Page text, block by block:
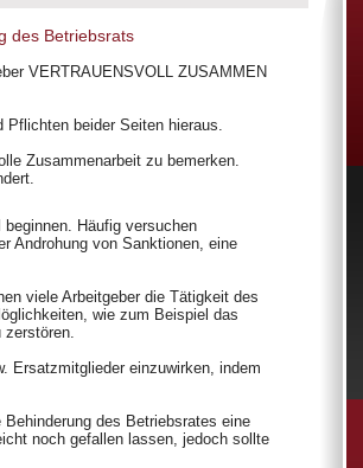
des Betriebsrats
VERTRAUENSVOLL ZUSAMMEN
beider Seiten hieraus.
Zusammenarbeit zu bemerken.
Häufig versuchen
Androhung von Sanktionen, eine
viele Arbeitgeber die Tätigkeit des
wie zum Beispiel das
zerstören.
Ersatzmitglieder einzuwirken, indem
des Betriebsrates eine
noch gefallen lassen, jedoch sollte